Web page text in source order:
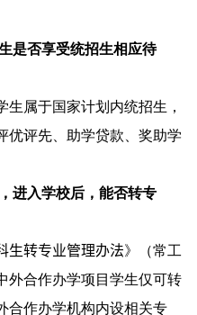
是否享受统招生相应待
属于国家计划内统招生，
优评先、助学贷款、奖助学
进入学校后，能否转专
生转专业管理办法》（常工
外合作办学项目学生仅可转
合作办学机构内设相关专